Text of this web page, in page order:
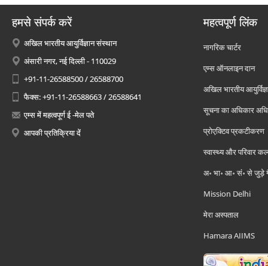
हमसे संपर्क करें
अखिल भारतीय आयुर्विज्ञान संस्थान
अंसारी नगर, नई दिल्ली - 110029
+91-11-26588500 / 26588700
फैक्स: +91-11-26588663 / 26588641
एम्स में महत्वपूर्ण ई -मेल पते
आपकी प्रतिक्रिया दें
महत्वपूर्ण लिंक
नागरिक चार्टर
एम्स ऑनलाइन दान
अखिल भारतीय
सूचना का अधिकार
प्रोएक्टिव प्रकटीकरण
स्वास्थ्य और परिवार
अ॰ भा॰ आ॰ सं॰ से जुड़े
Mission Delhi
मेरा अस्पताल
Hamara AIIMS